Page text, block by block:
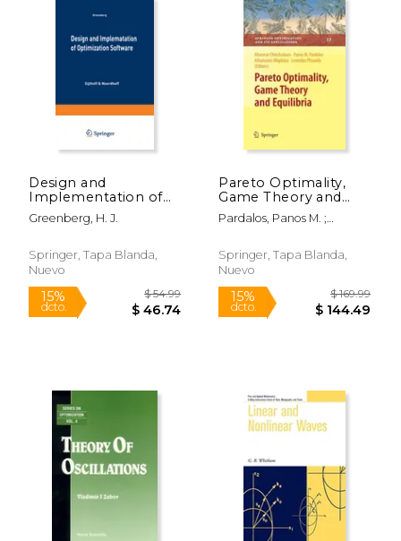
15%
dcto.
Design and
Implementation of
Optimization
Software (en Inglés)
Greenberg, H. J.
Springer, Tapa Blanda,
Nuevo
Pareto Optimality,
Game Theory and
Equilibria (en Inglés)
Pardalos, Panos M. ;
Leonidas
Springer, Tapa Blanda,
Nuevo
15%
dcto.